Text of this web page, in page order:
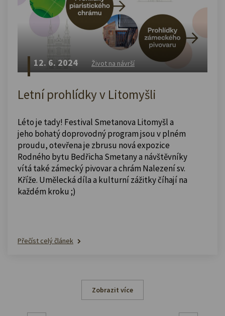
12. 6. 2024 Život na návrší
Letní prohlídky v Litomyšli
Léto je tady! Festival Smetanova Litomyšl a
jeho bohatý doprovodný program jsou v plném
proudu, otevřena je zbrusu nová expozice
Rodného bytu Bedřicha Smetany a návštěvníky
vítá také zámecký pivovar a chrám Nalezení sv.
Kříže. Umělecká díla a kulturní zážitky číhají na
každém kroku ;)
Přečíst celý článek
Zobrazit více